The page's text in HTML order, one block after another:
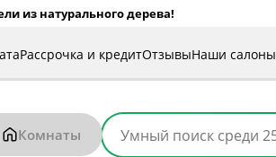
из натурального дерева!
Рассрочка и кредитОтзывыНаши салоны
Комнаты